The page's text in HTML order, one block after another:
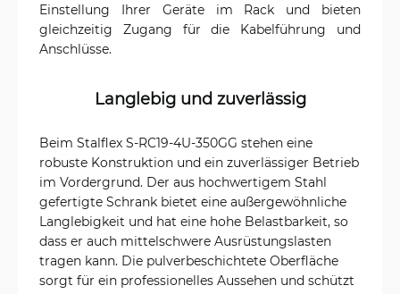
Einstellung Ihrer Geräte im Rack und bieten
gleichzeitig Zugang für die Kabelführung und
Anschlüsse.
Langlebig und zuverlässig
Beim Stalflex S-RC19-4U-350GG stehen eine
robuste Konstruktion und ein zuverlässiger Betrieb
im Vordergrund. Der aus hochwertigem Stahl
gefertigte Schrank bietet eine außergewöhnliche
Langlebigkeit und hat eine hohe Belastbarkeit, so
dass er auch mittelschwere Ausrüstungslasten
tragen kann. Die pulverbeschichtete Oberfläche
sorgt für ein professionelles Aussehen und schützt